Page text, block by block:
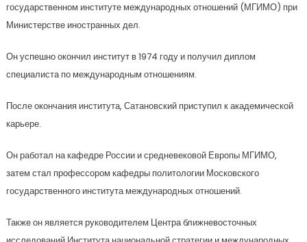
государственном институте международных отношений (МГИМО) при
Министерстве иностранных дел.
Он успешно окончил институт в 1974 году и получил диплом
специалиста по международным отношениям.
После окончания института, Сатановский приступил к академической
карьере.
Он работал на кафедре России и средневековой Европы МГИМО,
затем стал профессором кафедры политологии Московского
государственного института международных отношений.
Также он является руководителем Центра ближневосточных